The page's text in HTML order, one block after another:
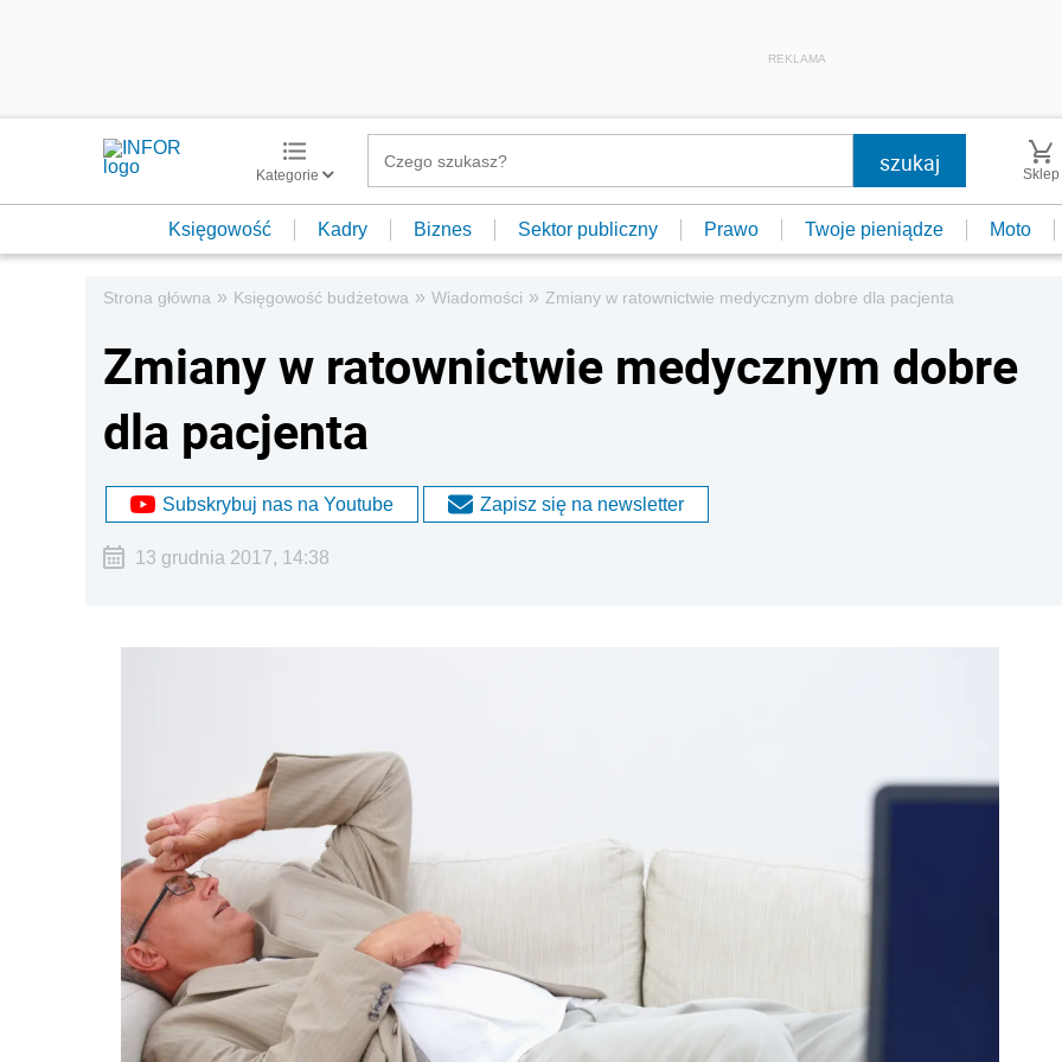
REKLAMA
Kategorie Sklep
Księgowość Kadry Biznes Sektor publiczny Prawo Twoje pieniądze Moto
Strona główna » Księgowość budżetowa » Wiadomości » Zmiany w ratownictwie medycznym dobre dla pacjenta
Zmiany w ratownictwie medycznym dobre
dla pacjenta
Subskrybuj nas na Youtube Zapisz się na newsletter
13 grudnia 2017, 14:38